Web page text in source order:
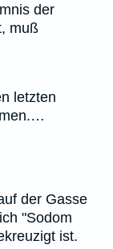
der
muß
letzten
der Gasse
"Sodom
ist.